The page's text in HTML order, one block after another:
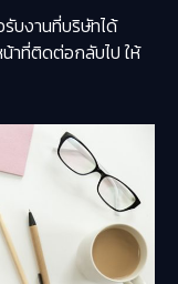
บงานที่บริษัทได้
าที่ติดต่อกลับไป ให้